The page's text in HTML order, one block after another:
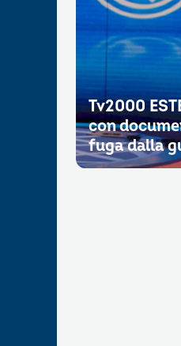
Tv2000
con
fuga dalla